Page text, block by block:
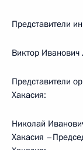
Представители
Виктор
Представители
Хакасия:
Николай
Хакасия